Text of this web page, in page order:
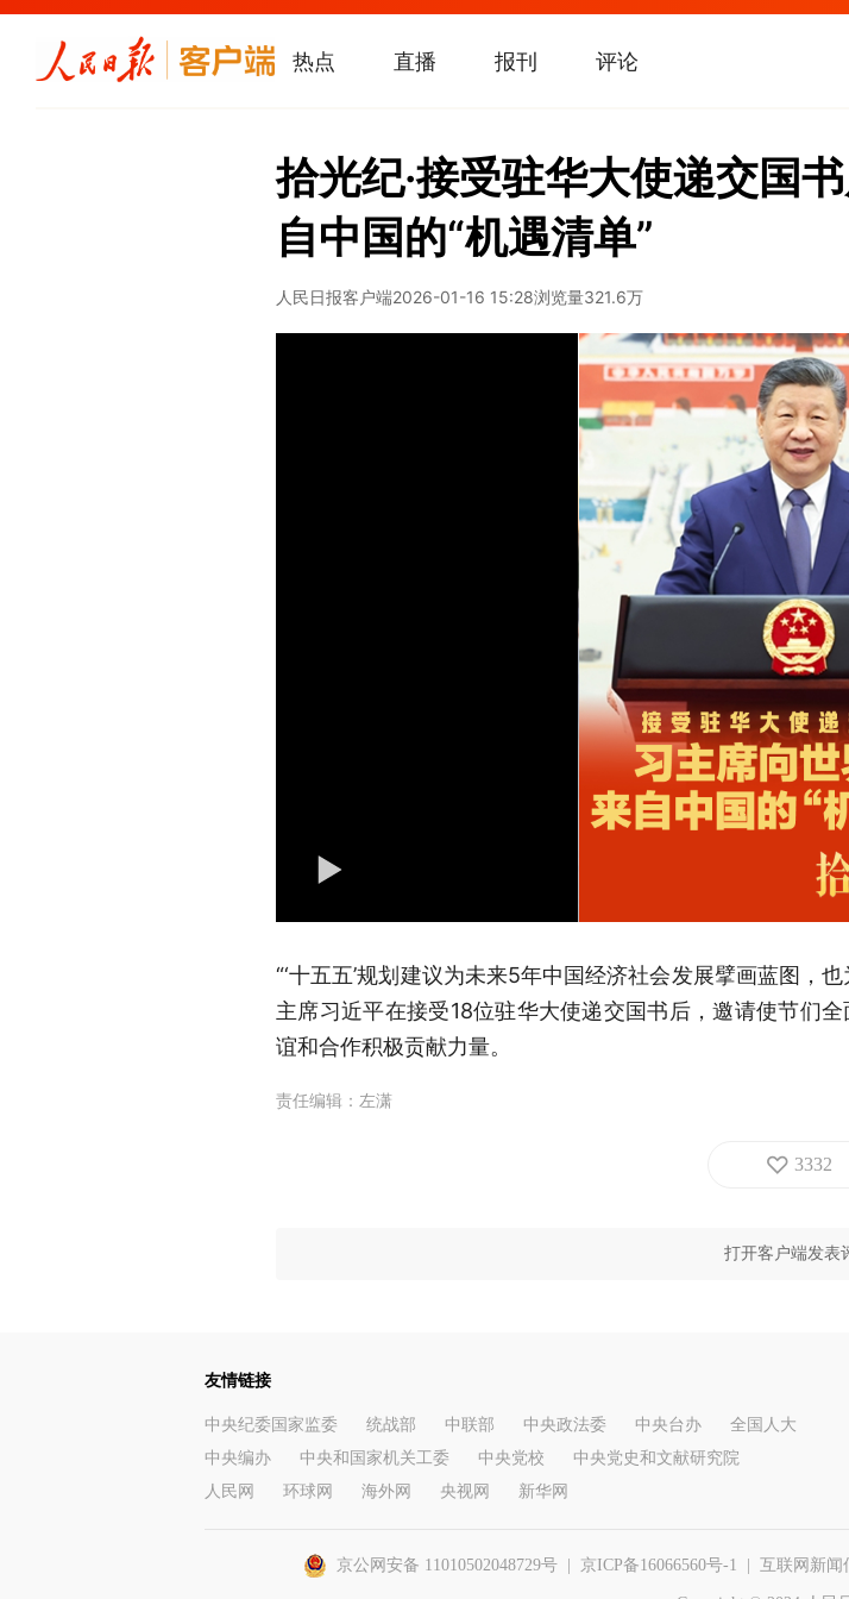
热点 直播 报刊 评论
拾光纪·接受驻华大使递交国
自中国的“机遇清单”
人民日报客户端2026-01-16 15:28浏览量321.6万
“‘十五五’规划建议为未来5年中国经济社会发展擘画蓝图，
主席习近平在接受18位驻华大使递交国书后，邀请使节们
谊和合作积极贡献力量。
责任编辑： 左潇
3332
打开客户端发表
友情链接
中央纪委国家监委 统战部 中联部 中央政法委 中央台办
全国人大
中央编办
中央和国家机关工委 中央党校
中央党史和文献研究院
人民网
环球网 海外网 央视网 新华网
京公网安备 11010502048729号 京ICP备16066560号-1 | 互联网新闻